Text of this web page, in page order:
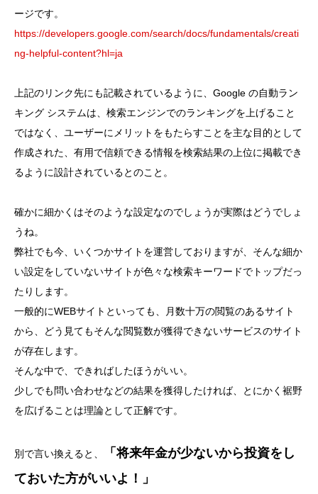
ージです。
https://developers.google.com/search/docs/fundamentals/creati
ng-helpful-content?hl=ja
上記のリンク先にも記載されているように、Google の自動ラン
キング システムは、検索エンジンでのランキングを上げること
ではなく、ユーザーにメリットをもたらすことを主な目的として
作成された、有用で信頼できる情報を検索結果の上位に掲載でき
るように設計されているとのこと。
確かに細かくはそのような設定なのでしょうが実際はどうでしょ
うね。
弊社でも今、いくつかサイトを運営しておりますが、そんな細か
い設定をしていないサイトが色々な検索キーワードでトップだっ
たりします。
一般的にWEBサイトといっても、月数十万の閲覧のあるサイト
から、どう見てもそんな閲覧数が獲得できないサービスのサイト
が存在します。
そんな中で、できればしたほうがいい。
少しでも問い合わせなどの結果を獲得したければ、とにかく裾野
を広げることは理論として正解です。
別で言い換えると、
「将来年金が少ないから投資をし
ておいた方がいいよ！」